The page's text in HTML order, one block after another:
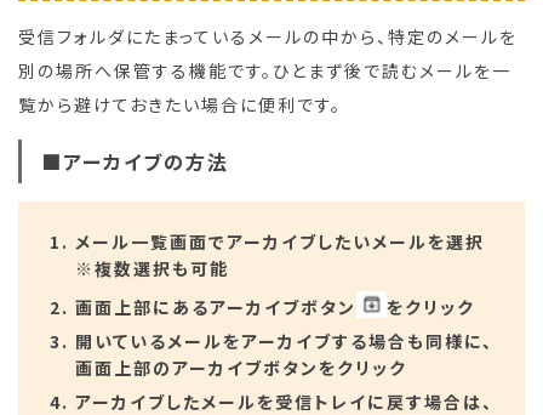
受信フォルダにたまっているメールの中から、特定のメールを
別の場所へ保管する機能です。ひとまず後で読むメールを一
覧から避けておきたい場合に便利です。
■アーカイブの方法
メール一覧画面でアーカイブしたいメールを選択
※複数選択も可能
画面上部にあるアーカイブボタン
をクリック
開いているメールをアーカイブする場合も同様に、
画面上部のアーカイブボタンをクリック
アーカイブしたメールを受信トレイに戻す場合は、